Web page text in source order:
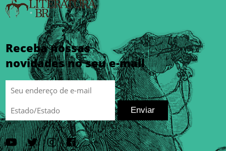
Receba nossas
novidades no seu e-mail
Enviar